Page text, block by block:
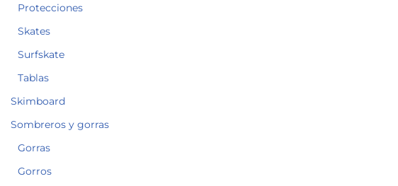
Protecciones
Skates
Surfskate
Tablas
Skimboard
Sombreros y gorras
Gorras
Gorros